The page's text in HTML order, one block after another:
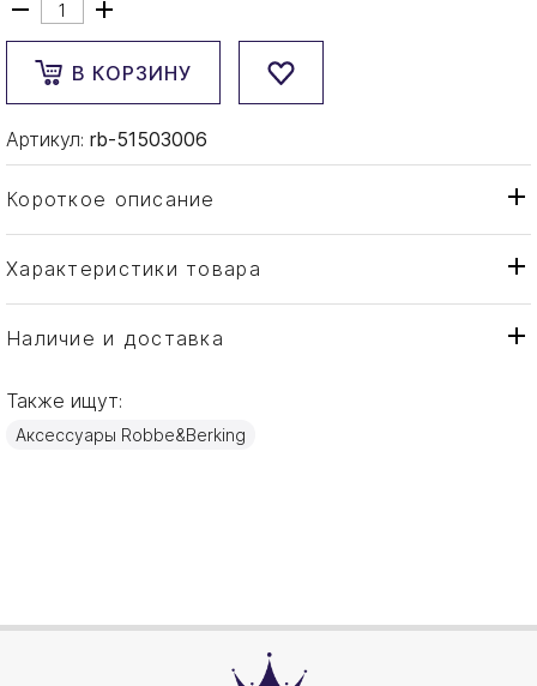
В КОРЗИНУ
Артикул: rb-51503006
Короткое описание
Характеристики товара
Тип товара
Настольные игры
Бренд
Страна производителя
Материал
Серебро
Наличие и доставка
Также ищут:
Аксессуары Robbe&Berking